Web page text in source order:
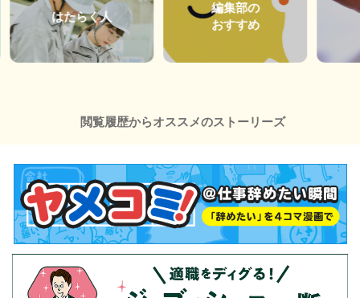
はたらく人
編集部の
おすすめ
閲覧履歴からオススメのストーリーズ